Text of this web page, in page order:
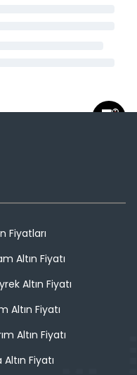
Fiyatları
Altın Fiyatı
Altın Fiyatı
Altın Fiyatı
Altın Fiyatı
Fiyatı